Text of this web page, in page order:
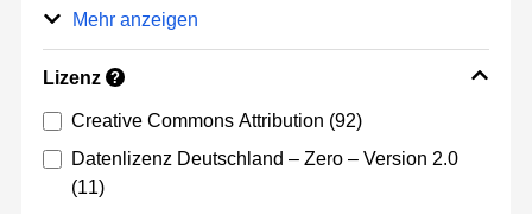
Mehr anzeigen
Lizenz ?
Creative Commons Attribution (92)
Datenlizenz Deutschland – Zero – Version 2.0
(11)